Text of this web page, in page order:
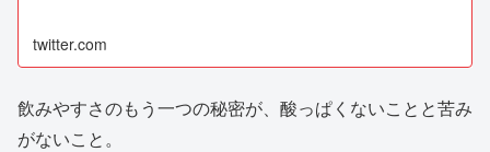
twitter.com
飲みやすさのもう一つの秘密が、酸っぱくないことと苦み
がないこと。